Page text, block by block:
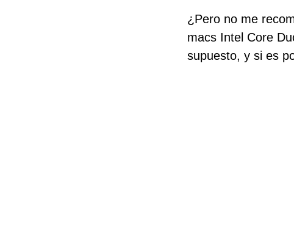
¿Pero no me
macs Intel Core
supuesto, y si es